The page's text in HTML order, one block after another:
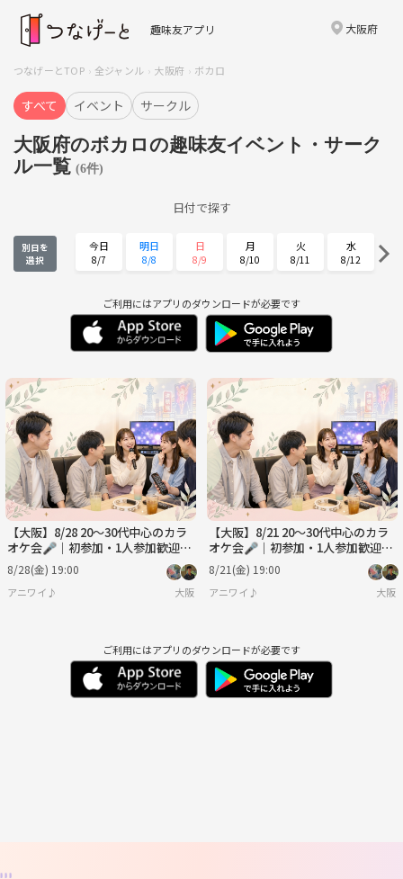
趣味友アプリ 大阪府
つなげーとTOP 全ジャンル 大阪府 ボカロ
すべて イベント サークル
大阪府のボカロの趣味友イベント・サーク
ル一覧 (6件)
日付で探す
別日を
選択
今日
8/7
明日
8/8
日
8/9
月
8/10
火
8/11
水
8/12
8/13 8/14 8/15 8/16 8/17
水
8/19
木
8/20
土
8/22
日
8/23
8/25 8/26 8/27 8/28 8/29 8/30
火
9/1
水
9/2
木
9/3
土
9/5
ご利用にはアプリのダウンロードが必要です
【大阪】8/28 20〜30代中心のカラ
オケ会🎤｜初参加・1人参加歓迎🌷
／趣味の合う友人づくりにも
8/28(金) 19:00
アニワイ♪ 大阪
【大阪】8/21 20〜30代中心のカラ
オケ会🎤｜初参加・1人参加歓迎🌷
／趣味の合う友人づくりにも
8/21(金) 19:00
アニワイ♪ 大阪
ご利用にはアプリのダウンロードが必要です